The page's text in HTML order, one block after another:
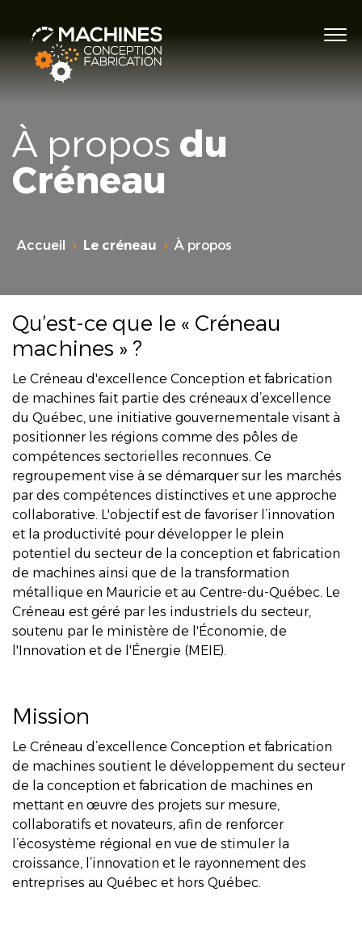
À propos du
Créneau
Accueil Le créneau À propos
Qu’est-ce que le « Créneau
machines » ?
Le Créneau d'excellence Conception et fabrication
de machines fait partie des créneaux d’excellence
du Québec, une initiative gouvernementale visant à
positionner les régions comme des pôles de
compétences sectorielles reconnues. Ce
regroupement vise à se démarquer sur les marchés
par des compétences distinctives et une approche
collaborative. L'objectif est de favoriser l’innovation
et la productivité pour développer le plein
potentiel du secteur de la conception et fabrication
de machines ainsi que de la transformation
métallique en Mauricie et au Centre-du-Québec. Le
Créneau est géré par les industriels du secteur,
soutenu par le ministère de l'Économie, de
l'Innovation et de l'Énergie (MEIE).
Mission
Le Créneau d’excellence Conception et fabrication
de machines soutient le développement du secteur
de la conception et fabrication de machines en
mettant en œuvre des projets sur mesure,
collaboratifs et novateurs, afin de renforcer
l’écosystème régional en vue de stimuler la
croissance, l’innovation et le rayonnement des
entreprises au Québec et hors Québec.